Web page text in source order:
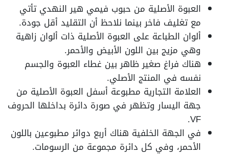
العبوة الأصلية من حبوب فيمي هير النهدي تأتي
مع تغليف فاخر بينما نلاحظ أن التقليد أقل جودة.
ألوان الطباعة على العبوة الأصلية ذات ألوان زاهية
وهي مزيج بين اللون الأبيض والأحمر.
هناك فراغ صغير ظاهر بين غطاء العبوة والجسم
نفسه في المنتج الأصلي.
العلامة التجارية مطبوعة أسفل العبوة الأصلية من
جهة اليسار وتظهر في صورة دائرة بداخلها الحروف
VF.
في الجهة الخلفية هناك أربع دوائر مطبوعين باللون
الأحمر، وفي كل دائرة مجموعة من الرسومات.